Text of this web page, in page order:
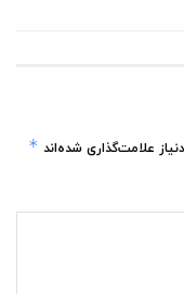
علامت‌گذاری شده‌اند *